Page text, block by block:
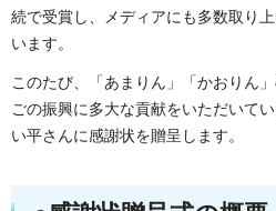
続で受賞し、メディアにも多数取り
います。
このたび、「あまりん」「かおりん
ごの振興に多大な貢献をいただいて
い平さんに感謝状を贈呈します。